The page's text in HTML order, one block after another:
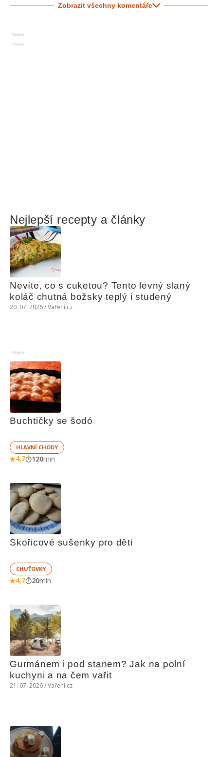
Zobrazit všechny komentáře
Reklama
Reklama
Nejlepší recepty a články
Nevíte, co s cuketou? Tento levný slaný
koláč chutná božsky teplý i studený
20. 07. 2026 / Vaření.cz
Reklama
Buchtičky se šodó
HLAVNÍ CHODY
4,7 120min
Skořicové sušenky pro děti
CHUŤOVKY
4,7 20min
Gurmánem i pod stanem? Jak na polní
kuchyni a na čem vařit
21. 07. 2026 / Vaření.cz